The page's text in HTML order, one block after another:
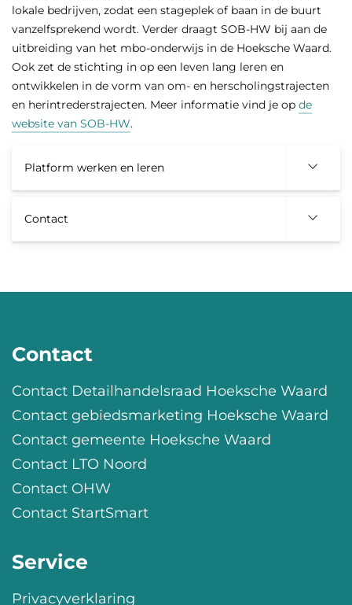
lokale bedrijven, zodat een stageplek of baan in de buurt
vanzelfsprekend wordt. Verder draagt SOB-HW bij aan de
uitbreiding van het mbo-onderwijs in de Hoeksche Waard.
Ook zet de stichting in op een leven lang leren en
ontwikkelen in de vorm van om- en herscholingstrajecten
en herintrederstrajecten. Meer informatie vind je op de
website van SOB-HW.
Platform werken en leren
Contact
Contact
Contact Detailhandelsraad Hoeksche Waard
Contact gebiedsmarketing Hoeksche Waard
Contact gemeente Hoeksche Waard
Contact LTO Noord
Contact OHW
Contact StartSmart
Service
Privacyverklaring